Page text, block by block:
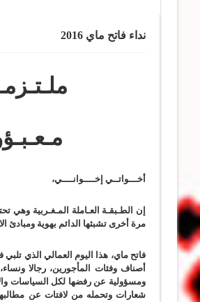
نداء فاتح ماي 2016
أخـــواتــي إخــــوانــــي،
إن الطـبقـة العـاملة المـغـربية وهي
مرة أخرى تشبثها الدائم بهوية ومبادئ
فاتح ماي، هذا اليوم العمالي الذي
أصناف وفئات المأجورين، رجالا
ومسؤولية عن رفضها لكل السياسات
شعارات وتحمله من لافتات عن